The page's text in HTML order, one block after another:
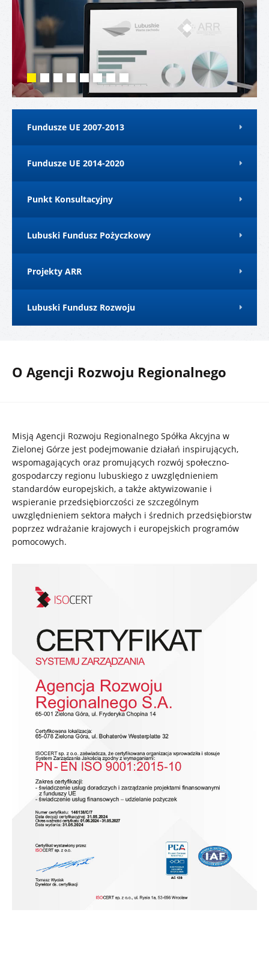
Fundusze UE 2007-2013
Fundusze UE 2014-2020
Punkt Konsultacyjny
Lubuski Fundusz Pożyczkowy
Projekty ARR
Lubuski Fundusz Rozwoju
O Agencji Rozwoju Regionalnego
Misją Agencji Rozwoju Regionalnego Spółka Akcyjna w
Zielonej Górze jest podejmowanie działań inspirujących,
wspomagających oraz promujących rozwój społeczno-
gospodarczy regionu lubuskiego z uwzględnieniem
standardów europejskich, a także aktywizowanie i
wspieranie przedsiębiorczości ze szczególnym
uwzględnieniem sektora małych i średnich przedsiębiorstw
poprzez wdrażanie krajowych i europejskich programów
pomocowych.